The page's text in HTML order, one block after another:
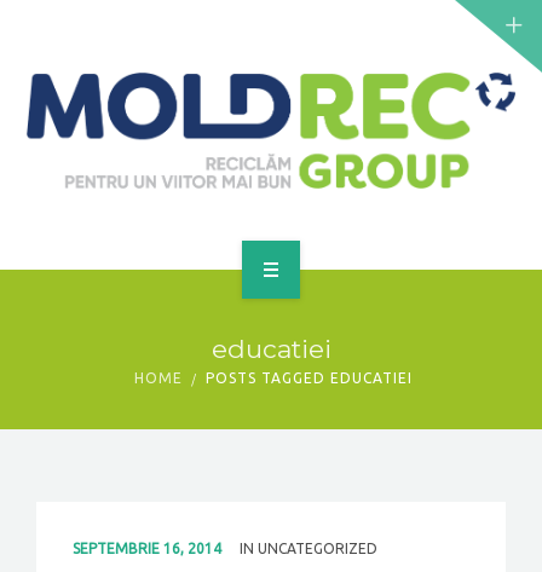
SERVICII
PUNCTE DE COLECTARE
educatiei
HOME POSTS TAGGED EDUCATIEI
SEPTEMBRIE 16, 2014 IN UNCATEGORIZED